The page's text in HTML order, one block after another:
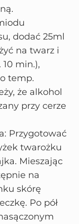
dodać 25ml
na twarz i
10 min.),
temp.
że alkohol
przy cerze
Przygotować
twarożku
Mieszając
na
skórę
Po pół